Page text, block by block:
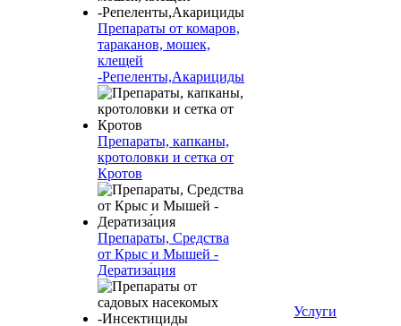
Препараты от комаров,
тараканов, мошек,
клещей
-Репеленты,Акарициды
Препараты, капканы,
кротоловки и сетка от
Кротов
Препараты, Средства
от Крыс и Мышей -
Дератиза́ция
Услуги